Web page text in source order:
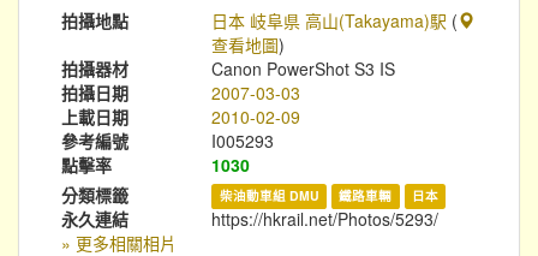
拍攝地點 日本 岐阜県 高山(Takayama)駅 (
查看地圖)
拍攝器材
Canon PowerShot S3 IS
拍攝日期
2007-03-03
上載日期
2010-02-09
參考編號
I005293
點擊率
1030
分類標籤
柴油動車組 DMU 鐵路車輛 日本
永久連結
https://hkrail.net/Photos/5293/
» 更多相關相片